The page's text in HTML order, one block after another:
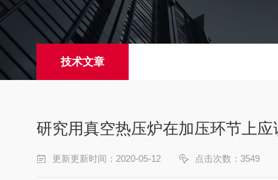
技术文章
研究用真空热压炉在加压环节上应
更新更新时间：2020-05-12 点击次数：3549